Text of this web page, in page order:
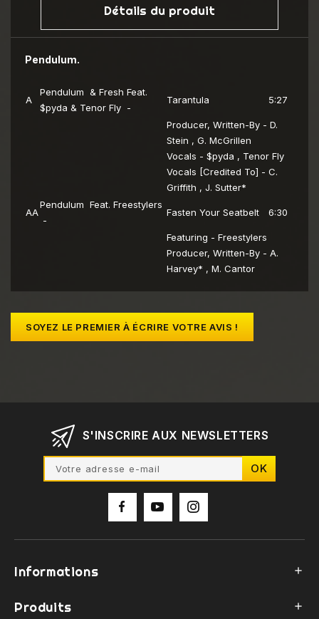
Détails du produit
Pendulum.
A
Pendulum & Fresh Feat.
$pyda & Tenor Fly -
Tarantula 5:27
Producer, Written-By - D.
Stein , G. McGrillen
Vocals - $pyda , Tenor Fly
Vocals [Credited To] - C.
Griffith , J. Sutter*
AA
Pendulum Feat. Freestylers
-
Fasten Your Seatbelt 6:30
Featuring - Freestylers
Producer, Written-By - A.
Harvey* , M. Cantor
SOYEZ LE PREMIER À ÉCRIRE VOTRE AVIS !
S'INSCRIRE AUX NEWSLETTERS
Informations 
Produits 